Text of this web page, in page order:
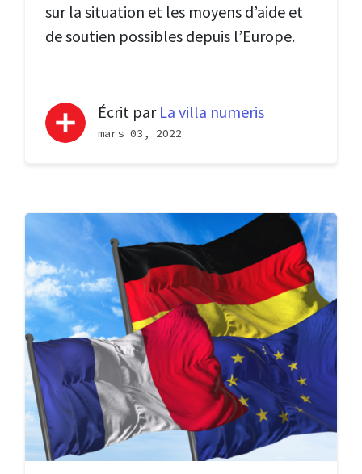
sur la situation et les moyens d’aide et
de soutien possibles depuis l’Europe.
Écrit par La villa numeris
mars 03, 2022